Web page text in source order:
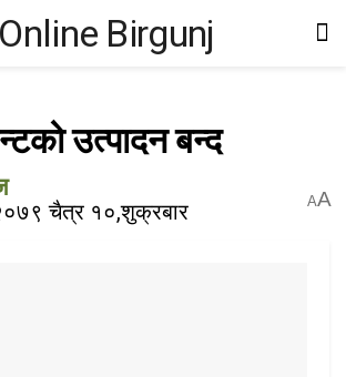
उत्पादन बन्द
चैत्र १०,शुक्रबार AA